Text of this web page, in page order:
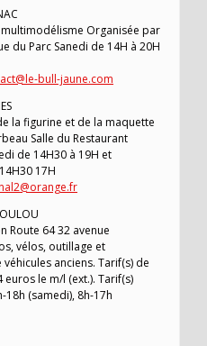
Organisée par
du Parc Sanedi de 14H à 20H
bull-jaune.com
la figurine et de la maquette
Salle du Restaurant
de 14H30 à 19H et
17H
Route 64 32 avenue
vélos, outillage et
anciens. Tarif(s) de
le m/l (ext.). Tarif(s)
18h (samedi), 8h-17h